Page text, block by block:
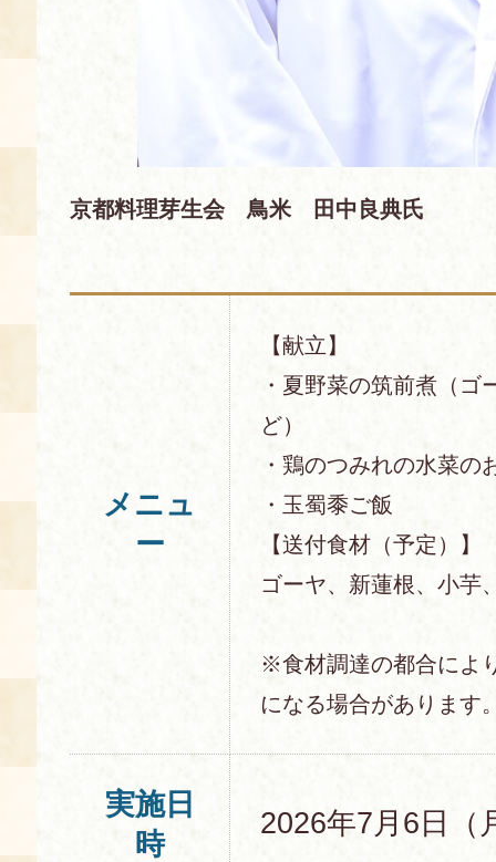
京都料理芽生会 鳥米 田中良典氏
メニュ
ー
【献立】
・夏野菜の筑前煮（ゴ
ど）
・鶏のつみれの水菜の
・玉蜀黍ご飯
【送付食材（予定）】
ゴーヤ、新蓮根、小芋
※食材調達の都合によ
になる場合があります
実施日
時
2026年7月6日（